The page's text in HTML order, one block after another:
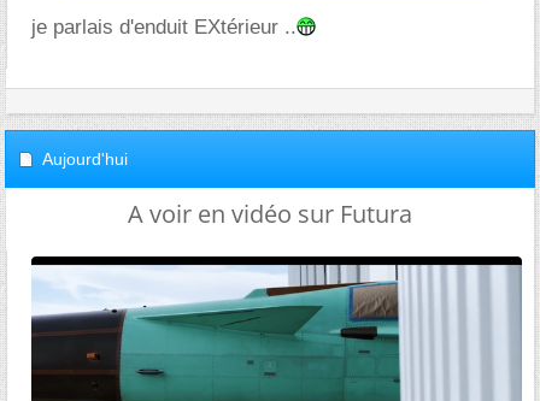
je parlais d'enduit EXtérieur ..
Aujourd'hui
A voir en vidéo sur Futura